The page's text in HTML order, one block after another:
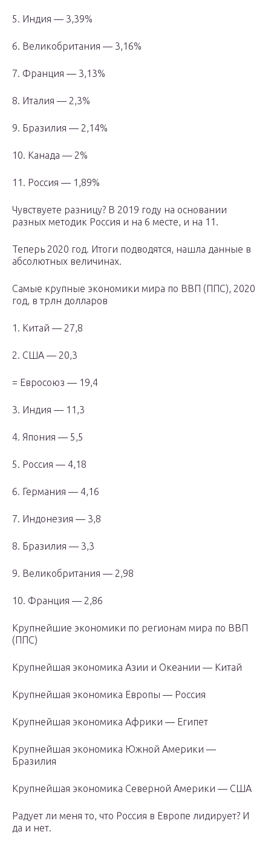
5. Индия — 3,39%
6. Великобритания — 3,16%
7. Франция — 3,13%
8. Италия — 2,3%
9. Бразилия — 2,14%
10. Канада — 2%
11. Россия — 1,89%
Чувствуете разницу? В 2019 году на основании
разных методик Россия и на 6 месте, и на 11.
Теперь 2020 год. Итоги подводятся, нашла данные в
абсолютных величинах.
Самые крупные экономики мира по ВВП (ППС), 2020
год, в трлн долларов
1. Китай — 27,8
2. США — 20,3
= Евросоюз — 19,4
3. Индия — 11,3
4. Япония — 5,5
5. Россия — 4,18
6. Германия — 4,16
7. Индонезия — 3,8
8. Бразилия — 3,3
9. Великобритания — 2,98
10. Франция — 2,86
Крупнейшие экономики по регионам мира по ВВП
(ППС)
Крупнейшая экономика Азии и Океании — Китай
Крупнейшая экономика Европы — Россия
Крупнейшая экономика Африки — Египет
Крупнейшая экономика Южной Америки —
Бразилия
Крупнейшая экономика Северной Америки — США
Радует ли меня то, что Россия в Европе лидирует? И
да и нет.